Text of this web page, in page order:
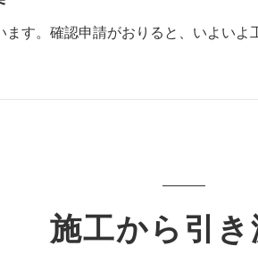
ます。確認申請がおりると、いよいよ
施工から引き